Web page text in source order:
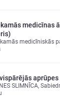
medicīnas
medicīniskās
aprūpes
SLIMNĪCA,